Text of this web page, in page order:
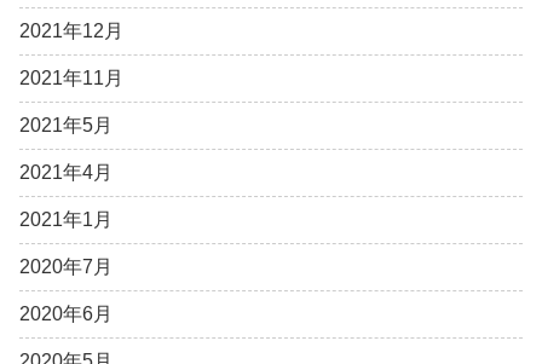
2021年12月
2021年11月
2021年5月
2021年4月
2021年1月
2020年7月
2020年6月